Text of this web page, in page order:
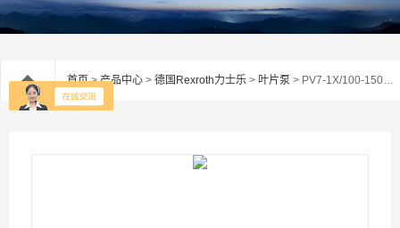
首页>产品中心 > 德国Rexroth力士乐 > 叶片泵 > PV7-1X/100-150RE07KC0-08德国力士乐叶片泵PV7-1X/100-150RE07KC现货